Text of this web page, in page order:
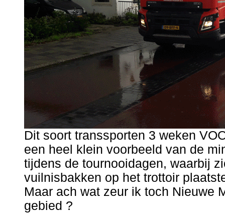
Dit soort transsporten 3 weken
een heel klein voorbeeld van de
tijdens de tournooidagen, waarbij
vuilnisbakken op het trottoir
Maar ach wat zeur ik toch Nieuwe
gebied ?